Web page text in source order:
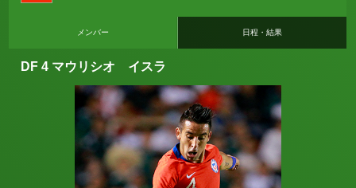
メンバー 日程・結果
DF 4 マウリシオ イスラ